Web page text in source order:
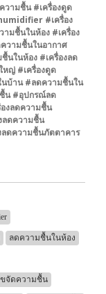
วามชื้น #เครื่องดูด
#เครื่อง
มชื้นในห้อง #เครื่อง
วามชื้นในอากาศ
นในห้อง #เครื่องลด
ญ่ #เครื่องดูด
บ้าน #ลดความชื้นใน
น #อุปกรณ์ลด
งลดความชื้น
ลดความชื้น
ลดความชื้นภัตตาคาร
ลดความชื้นในห้อง
ขจัดความชื้น